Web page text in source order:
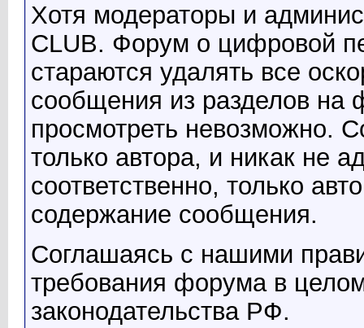
Хотя модераторы и
CLUB. Форум о цифровой
стараются удалять все
сообщения из разделов на
просмотреть невозможно.
только автора, и никак не
соответственно, только
содержание сообщения.
Соглашаясь с нашими
требования форума в
законодательства РФ.